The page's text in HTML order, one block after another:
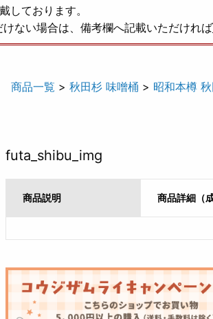
しております。
ない場合は、備考欄へ記載いただければ
商品一覧 > 秋田杉 味噌桶 > 昭和本樽
futa_shibu_img
商品説明 商品詳細（